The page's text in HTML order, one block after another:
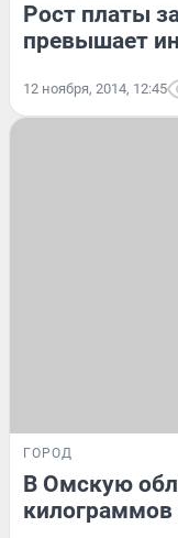
Рост платы
превышает
12 ноября, 2014, 12:45
ГОРОД
В Омскую
килограммов